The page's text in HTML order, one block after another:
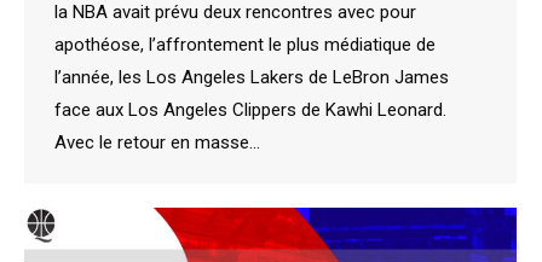
la NBA avait prévu deux rencontres avec pour
apothéose, l’affrontement le plus médiatique de
l’année, les Los Angeles Lakers de LeBron James
face aux Los Angeles Clippers de Kawhi Leonard.
Avec le retour en masse…